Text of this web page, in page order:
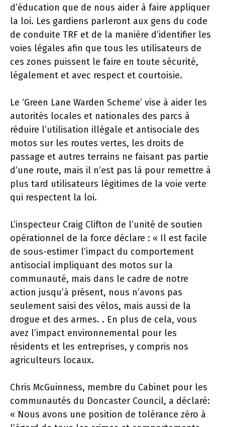
d’éducation que de nous aider à faire appliquer
la loi. Les gardiens parleront aux gens du code
de conduite TRF et de la manière d’identifier les
voies légales afin que tous les utilisateurs de
ces zones puissent le faire en toute sécurité,
légalement et avec respect et courtoisie.
Le ‘Green Lane Warden Scheme’ vise à aider les
autorités locales et nationales des parcs à
réduire l’utilisation illégale et antisociale des
motos sur les routes vertes, les droits de
passage et autres terrains ne faisant pas partie
d’une route, mais il n’est pas là pour remettre à
plus tard utilisateurs légitimes de la voie verte
qui respectent la loi.
L’inspecteur Craig Clifton de l’unité de soutien
opérationnel de la force déclare : « Il est facile
de sous-estimer l’impact du comportement
antisocial impliquant des motos sur la
communauté, mais dans le cadre de notre
action jusqu’à présent, nous n’avons pas
seulement saisi des vélos, mais aussi de la
drogue et des armes. . En plus de cela, vous
avez l’impact environnemental pour les
résidents et les entreprises, y compris nos
agriculteurs locaux.
Chris McGuinness, membre du Cabinet pour les
communautés du Doncaster Council, a déclaré:
« Nous avons une position de tolérance zéro à